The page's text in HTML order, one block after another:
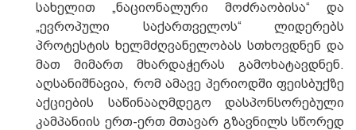
სახელით „ნაციონალური მოძრაობისა“ და
„ევროპული საქართველოს“ ლიდერებს
პროტესტის ხელმძღვანელობას სთხოვდნენ და
მათ მიმართ მხარდაჭერას გამოხატავდნენ.
აღსანიშნავია, რომ ამავე პერიოდში ფეისბუქზე
აქციების საწინააღმდეგო დასპონსორებული
კამპანიის ერთ-ერთ მთავარ გზავნილს სწორედ